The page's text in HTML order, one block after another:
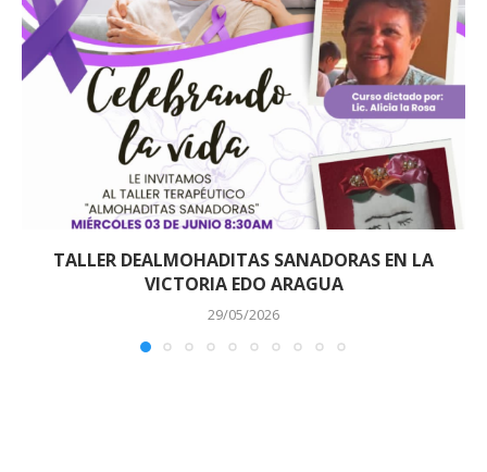
TALLER DEALMOHADITAS SANADORAS EN LA
VICTORIA EDO ARAGUA
29/05/2026